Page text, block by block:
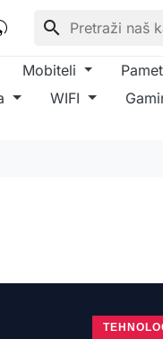
search
Mobiteli
WIFI